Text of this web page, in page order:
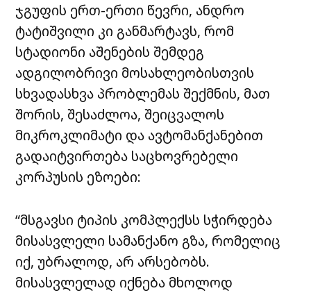
ჯგუფის ერთ-ერთი წევრი, ანდრო
ტატიშვილი კი განმარტავს, რომ
სტადიონი აშენების შემდეგ
ადგილობრივი მოსახლეობისთვის
სხვადასხვა პრობლემას შექმნის, მათ
შორის, შესაძლოა, შეიცვალოს
მიკროკლიმატი და ავტომანქანებით
გადაიტვირთება საცხოვრებელი
კორპუსის ეზოები:
“მსგავსი ტიპის კომპლექსს სჭირდება
მისასვლელი სამანქანო გზა, რომელიც
იქ, უბრალოდ, არ არსებობს.
მისასვლელად იქნება მხოლოდ